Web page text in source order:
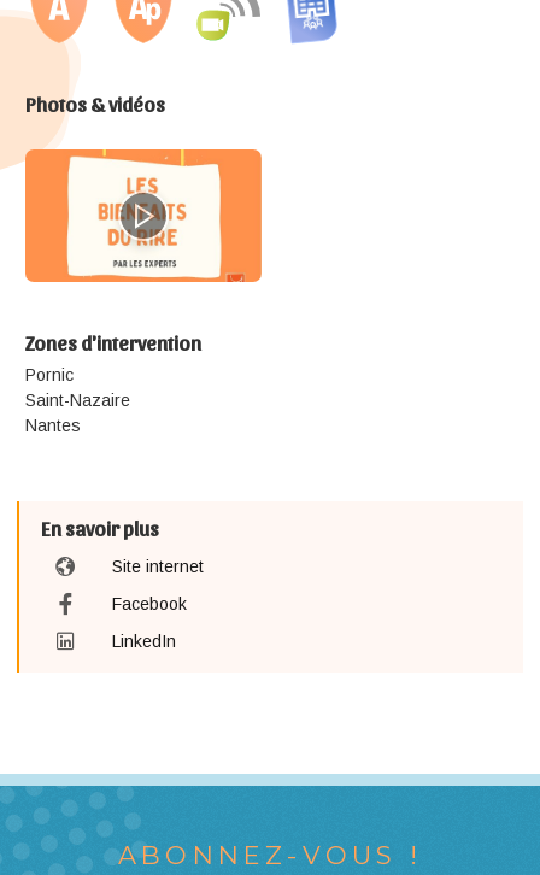
Photos & vidéos
Zones d'intervention
Pornic
Saint-Nazaire
Nantes
En savoir plus
Site internet
Facebook
LinkedIn
ABONNEZ-VOUS !